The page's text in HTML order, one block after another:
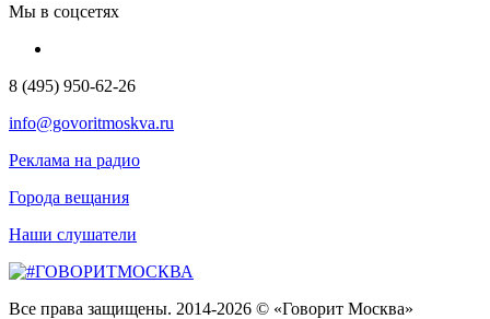
Мы в соцсетях
8 (495) 950-62-26
info@govoritmoskva.ru
Реклама на радио
Города вещания
Наши слушатели
Все права защищены. 2014-2026 © «Говорит Москва»